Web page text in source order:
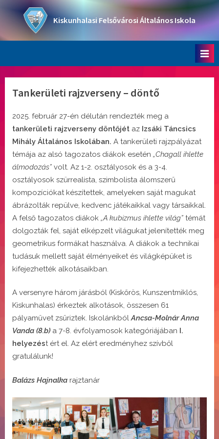
content
Kiskunhalasi Felsővárosi Általános Iskola
Tankerületi rajzverseny – döntő
2025. február 27-én délután rendezték meg a
tankerületi rajzverseny döntőjét az Izsáki Táncsics
Mihály Általános Iskolában. A tankerületi rajzpályázat
témája az alsó tagozatos diákok esetén „Chagall ihlette
álmodozás” volt. Az 1-2. osztályosok és a 3-4.
osztályosok szürrealista, szimbolista álomszerű
kompozíciókat készítettek, amelyeken saját magukat
ábrázolták repülve, kedvenc játékaikkal vagy társaikkal.
A felső tagozatos diákok „A kubizmus ihlette világ” témát
dolgozták fel, saját elképzelt világukat jelenítették meg
geometrikus formákat használva. A diákok a technikai
tudásuk mellett saját élményeiket és világképüket is
kifejezhették alkotásaikban.
A versenyre három járásból (Kiskőrös, Kunszentmiklós,
Kiskunhalas) érkeztek alkotások, összesen 61
pályaművet zsűriztek. IskolánkbólAncsa-Molnár Anna
Vanda (8.b) a 7-8. évfolyamosok kategóriájában I.
helyezést ért el. Az elért eredményhez szívből
gratulálunk!
Balázs Hajnalka rajztanár